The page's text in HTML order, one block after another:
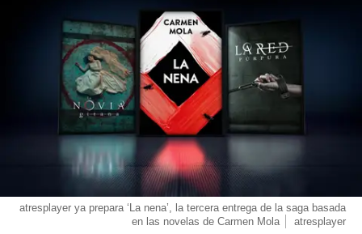
atresplayer ya prepara ‘La nena’, la tercera entrega de la saga basada
en las novelas de Carmen Mola
atresplayer